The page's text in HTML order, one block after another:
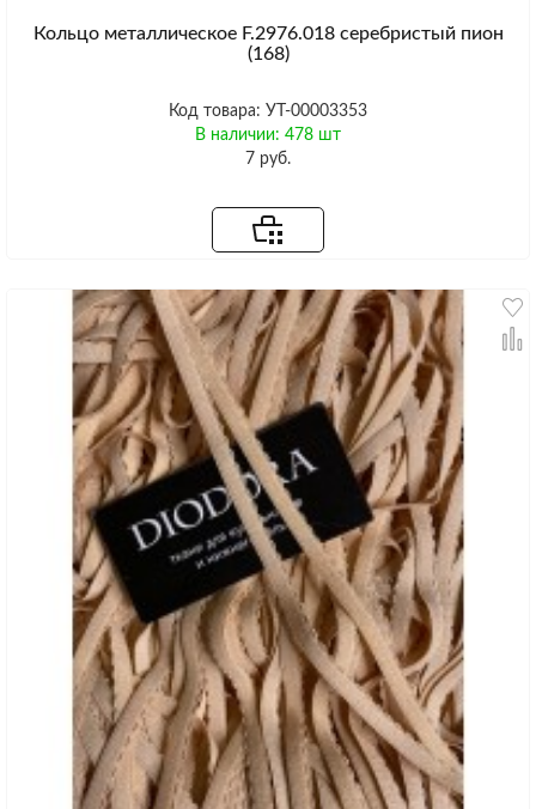
Кольцо металлическое F.2976.018 серебристый пион
(168)
Код товара: УТ-00003353
В наличии: 478 шт
7 руб.